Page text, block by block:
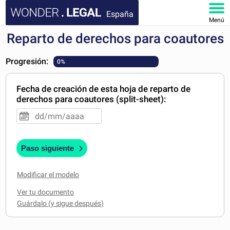
España
Menú
INICIO
DOCUMENTOS
FAQ
MI CUENTA
Reparto de derechos para coautores
Progresión: 0%
Fecha de creación de esta hoja de reparto de
derechos para coautores (split-sheet):
Paso siguiente
Modificar el modelo
Ver tu documento